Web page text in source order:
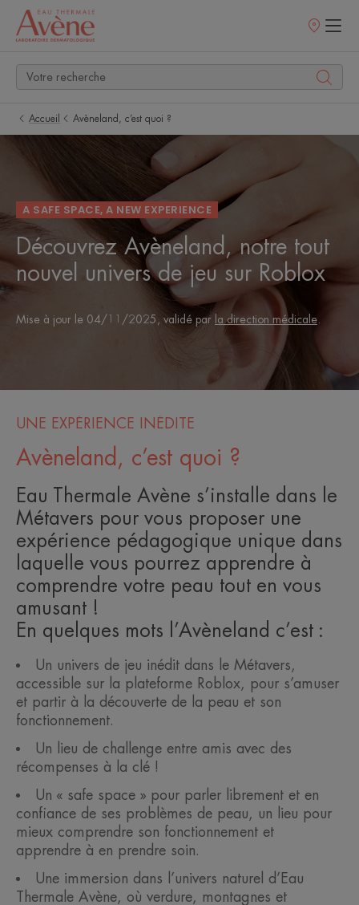
Points
Accueil Avèneland, c’est quoi ?
A SAFE SPACE, A NEW EXPERIENCE
Découvrez Avèneland, notre tout
nouvel univers de jeu sur Roblox
Mise à jour le 04/11/2025 , validé par la direction médicale
UNE EXPÉRIENCE INÉDITE
Avèneland, c’est quoi ?
Eau Thermale Avène s’installe dans le
Métavers pour vous proposer une
expérience pédagogique unique dans
laquelle vous pourrez apprendre à
comprendre votre peau tout en vous
amusant !
En quelques mots l’Avèneland c’est :
Un univers de jeu inédit dans le Métavers,
accessible sur la plateforme Roblox, pour s’amuser
et partir à la découverte de la peau et son
fonctionnement.
Un lieu de challenge entre amis avec des
récompenses à la clé !
Un « safe space » pour parler librement et en
confiance de ses problèmes de peau, un lieu pour
mieux comprendre son fonctionnement et
apprendre à en prendre soin.
Une immersion dans l’univers naturel d’Eau
Thermale Avène, où verdure, montagnes et